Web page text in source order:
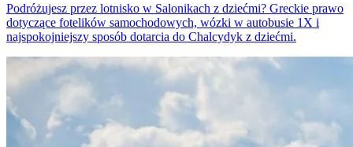
Podróżujesz przez lotnisko w Salonikach z dziećmi? Greckie prawo
dotyczące fotelików samochodowych, wózki w autobusie 1X i
najspokojniejszy sposób dotarcia do Chalcydyk z dziećmi.